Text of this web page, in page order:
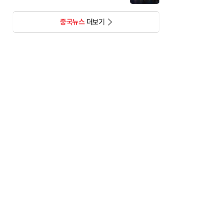
중국뉴스더보기